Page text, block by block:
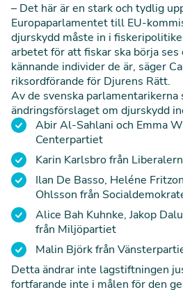
– Det här är en stark och tydlig
Europaparlamentet till EU-
djurskydd måste in i
arbetet för att fiskar ska börja ses
kännande individer de är, säger
riksordförande för Djurens Rätt.
Av de svenska
ändringsförslaget om djurskydd
Abir Al-Sahlani och Emma
Centerpartiet
Karin Karlsbro från
Ilan De Basso, Heléne
Ohlsson från
Alice Bah Kuhnke, Jakop
från Miljöpartiet
Malin Björk från
Detta ändrar inte lagstiftningen
fortfarande inte i målen för den